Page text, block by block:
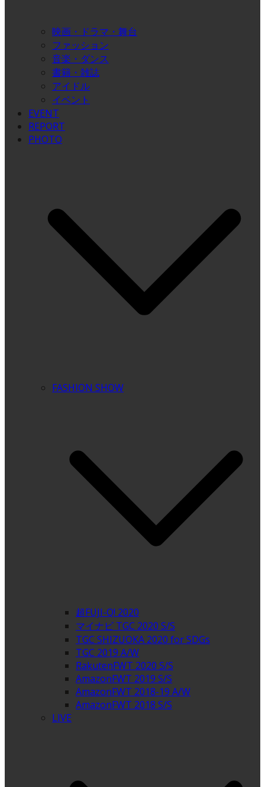
映画・ドラマ・舞台
ファッション
音楽・ダンス
書籍・雑誌
アイドル
イベント
EVENT
REPORT
PHOTO
FASHION SHOW
超FUJI-Q! 2020
マイナビ TGC 2020 S/S
TGC SHIZUOKA 2020 for SDGs
TGC 2019 A/W
RakutenFWT 2020 S/S
AmazonFWT 2019 S/S
AmazonFWT 2018-19 A/W
AmazonFWT 2018 S/S
LIVE